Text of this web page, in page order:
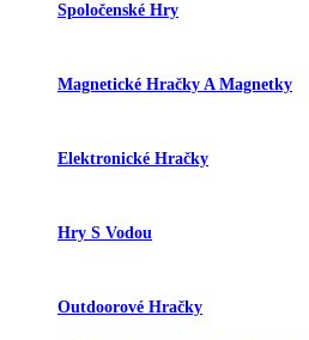
Spoločenské Hry
Magnetické Hračky A Magnetky
Elektronické Hračky
Hry S Vodou
Outdoorové Hračky